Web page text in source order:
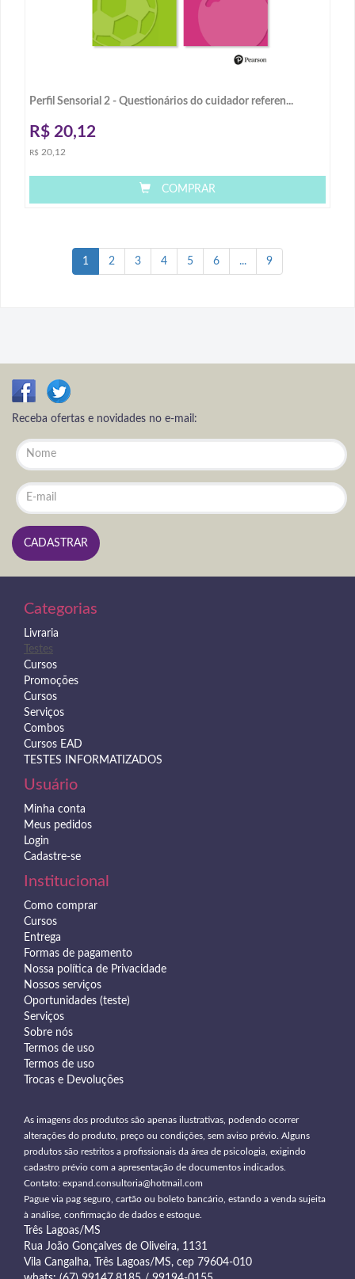
Perfil Sensorial 2 - Questionários do cuidador referen...
R$ 20,12
R$ 20,12
COMPRAR
1 2 3 4 5 6 ... 9
Receba ofertas e novidades no e-mail:
Categorias
Livraria
Testes
Cursos
Promoções
Cursos
Serviços
Combos
Cursos EAD
TESTES INFORMATIZADOS
Usuário
Minha conta
Meus pedidos
Login
Cadastre-se
Institucional
Como comprar
Cursos
Entrega
Formas de pagamento
Nossa política de Privacidade
Nossos serviços
Oportunidades (teste)
Serviços
Sobre nós
Termos de uso
Termos de uso
Trocas e Devoluções
As imagens dos produtos são apenas ilustrativas, podendo ocorrer
alterações do produto, preço ou condições, sem aviso prévio. Alguns
produtos são restritos a profissionais da área de psicologia, exigindo
cadastro prévio com a apresentação de documentos indicados.
Contato: expand.consultoria@hotmail.com
Pague via pag seguro, cartão ou boleto bancário, estando a venda sujeita
à análise, confirmação de dados e estoque.
Três Lagoas/MS
Rua João Gonçalves de Oliveira, 1131
Vila Cangalha, Três Lagoas/MS, cep 79604-010